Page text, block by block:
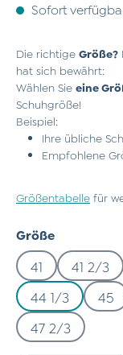
Sofort
Die richtige Größe?
hat sich bewährt:
Wählen Sie eine
Schuhgröße!
Beispiel:
Ihre übliche
Empfohlene
Größentabelle für
Größeauswählen
41 41 2/3
44 1/3
45
47 2/3